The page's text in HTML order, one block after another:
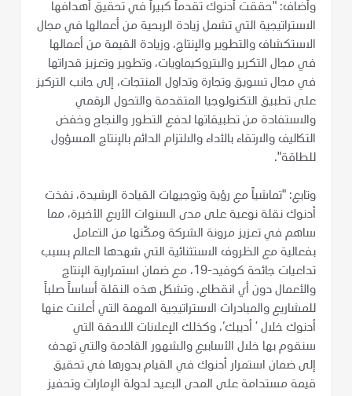
وأضاف: "حققت أدنوك تقدماً كبيراً في تحقيق أهدافها
الاستراتيجية التي تشمل زيادة الربحية من أعمالها في مجال
الاستكشاف والتطوير والإنتاج، وزيادة القيمة من أعمالها
في مجال التكرير والبتروكيماويات، وتطوير وتعزيز قدراتها
في مجال تسويق وتجارة وتداول المنتجات، إلى جانب التركيز
على تطبيق التكنولوجيا المتقدمة والتحول الرقمي
والاستفادة من تطبيقاتها لدفع التطور والنجاح وخفض
التكاليف والارتقاء بالأداء والالتزام الدائم بالإنتاج المسؤول
للطاقة".
وتابع: "تماشياً مع رؤية وتوجيهات القيادة الرشيدة، نفذت
أدنوك نقلة نوعية على مدى السنوات الأربع الأخيرة، مما
ساهم في تعزيز مرونة الشركة ومكّنها من التعامل
بفعالية مع الظروف الاستثنائية التي شهدها العالم بسبب
تداعيات جائحة كوفيد-19، مع ضمان استمرارية الإنتاج
والأعمال دون أي انقطاع. وتشكل هذه النقلة أساساً صلباً
للمشاريع والمبادرات الاستراتيجية المهمة التي أعلنت عنها
أدنوك خلال ’ أديبك‘، وكذلك الإعلانات اللاحقة التي
سنقوم بها خلال الأسابيع والشهور القادمة والتي تهدف
إلى ضمان استمرار أدنوك في القيام بدورها في تحقيق
قيمة مستدامة على المدى البعيد لدولة الإمارات وتحفيز